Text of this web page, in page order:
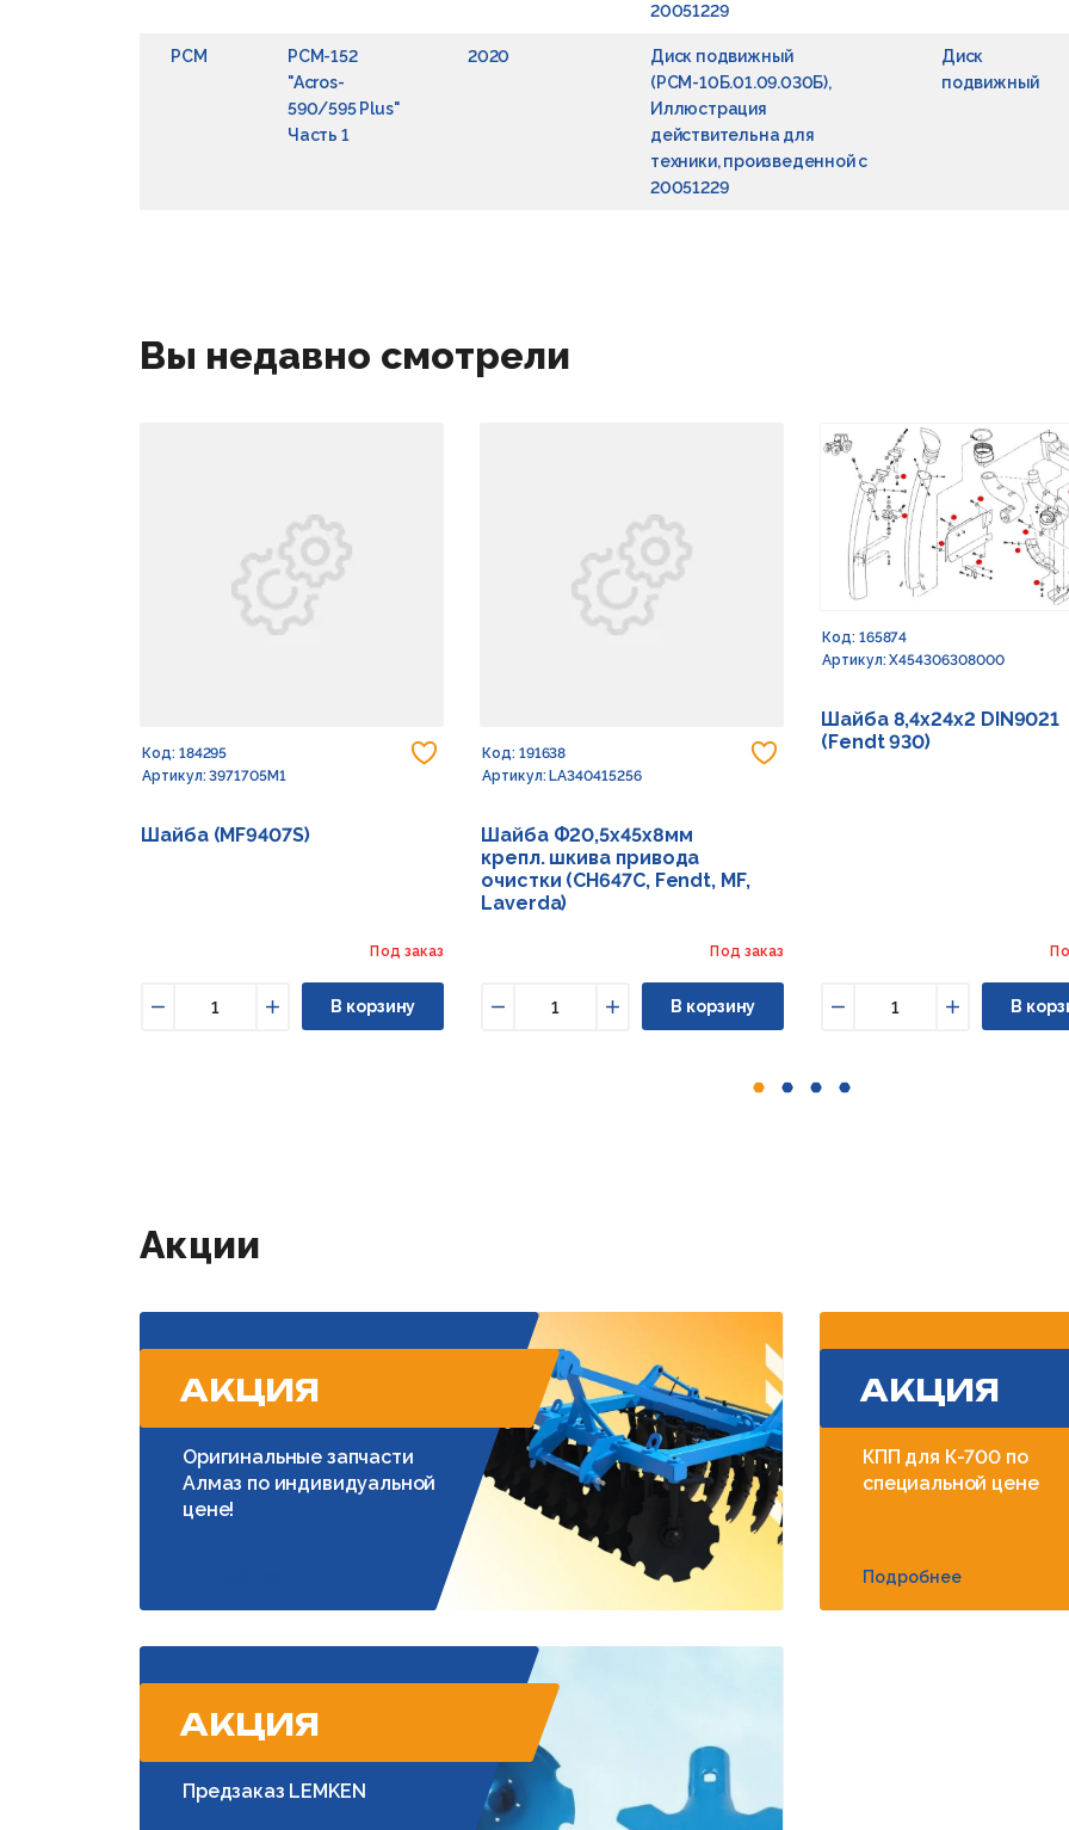
20051229
РСМ
РСМ-152
"Acros-
590/595 Plus"
Часть 1
2020
Диск подвижный
(РСМ-10Б.01.09.030Б),
Иллюстрация
действительна для
техники, произведенной с
20051229
Диск
подвижный
Вы недавно смотрели
Добавить в избранное
Код: 184295
Артикул: 3971705M1
Шайба (MF9407S)
Под заказ
Увеличить
В корзину
Добавить в избранное
Код: 191638
Артикул: LA340415256
Шайба Ф20,5х45х8мм
крепл. шкива привода
очистки (CH647C, Fendt, MF,
Laverda)
Под заказ
Увеличить
В корзину
Код: 165874
Артикул: X454306308000
Шайба 8,4х24х2 DIN9021
(Fendt 930)
Увеличить
В
Акции
АКЦИЯ
Оригинальные запчасти
Алмаз по индивидуальной
цене!
АКЦИЯ
КПП для К-700 по
специальной цене
Подробнее
АКЦИЯ
Предзаказ LEMKEN